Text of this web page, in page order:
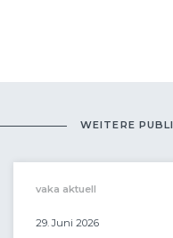
WEITERE
vaka aktuell
29. Juni 2026